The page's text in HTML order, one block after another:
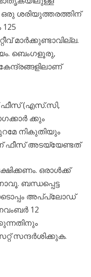
ശരിയുത്തരത്തിന്
മാർക്കുണ്ടാവില്ല.
ബെംഗളൂരു,
ഫീസ് (എസ്.സി,
ക്കും
നികുതിയും
അടയ്യേണ്ടത്
ഒരാൾക്ക്
ബന്ധപ്പെട്ട
അപ്‌പ്ലോഡ്
12
സന്ദർശിക്കുക.